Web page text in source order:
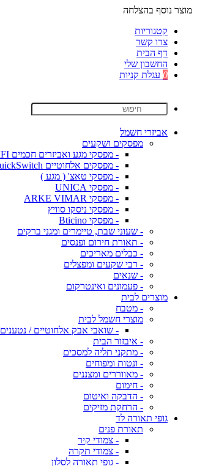
מוצר נוסף בהצלחה
קטגוריות
צרו קשר
דף הבית
החשבון שלי
0 עגלת קניות
אביזרי חשמל
מפסקים ושקעים
- מפסקי מגע ואביזרים חכמים WIFI
- מפסקים אלחוטיים QuickSwitch
- מפסקי טאצ' ( מגע )
- מפסקי UNICA
- מפסקי ARKE VIMAR
- מפסקי ניסקו סוויץ
- מפסקי Bticino
- שעוני שבת, טיימרים ומגני ברקים
- תאורת חירום ופנסים
- כבלים מאריכים
- רבי שקעים ומפצלים
- שנאים
- פעמונים ואינטרקום
מוצרים לבית
- מטבח
מוצרי חשמל לבית
- שואבי אבק אלחוטיים / נטענים
- איבזור הבית
- מתקני תליה למסכים
- ונטות ומפוחים
- מאווררים ומצננים
- חימום
- הדבקה ואיטום
- הרחקת מזיקים
גופי תאורה לד
תאורת פנים
- צמודי קיר
- צמודי תקרה
- גופי תאורה לסלון